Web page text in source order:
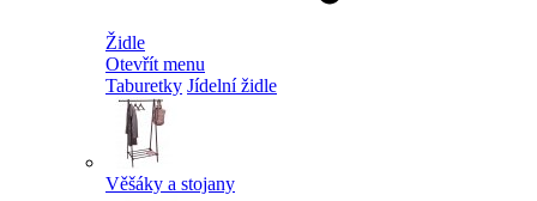
Židle
Otevřít menu
Taburetky Jídelní židle
Věšáky a stojany